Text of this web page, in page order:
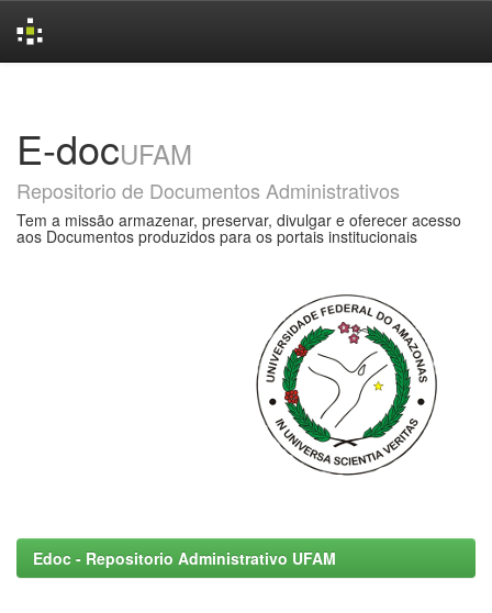
E-docUFAM
Repositorio de Documentos Administrativos
Tem a missão armazenar, preservar, divulgar e oferecer acesso
aos Documentos produzidos para os portais institucionais
Edoc - Repositorio Administrativo UFAM